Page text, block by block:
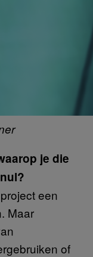
je die
een
Maar
of